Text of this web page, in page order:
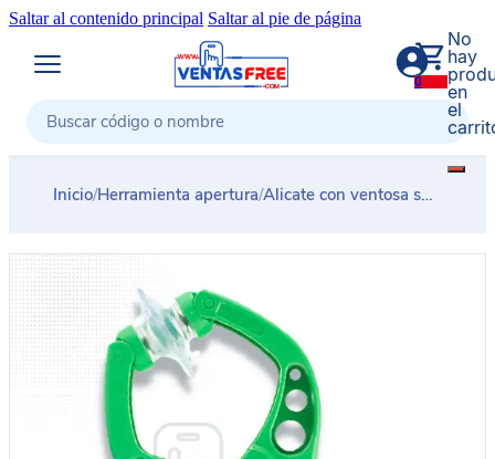
Saltar al contenido principal Saltar al pie de página
Buscar
0
No
hay
en
el
Inicio/Herramienta apertura/Alicate con ventosa succión LCD BAKU 7230